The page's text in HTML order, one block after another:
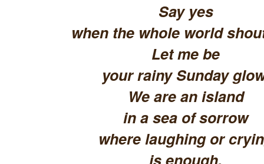
Say yes
when the whole world
Let me be
your rainy Sunday
We are an island
in a sea of sorrow
where laughing or